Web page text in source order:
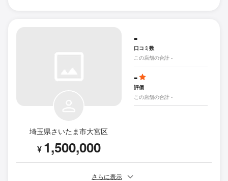
埼玉県さいたま市大宮区
¥ 1,500,000
-
口コミ数
この店舗の合計 -
-
評価
この店舗の合計 -
さらに表示